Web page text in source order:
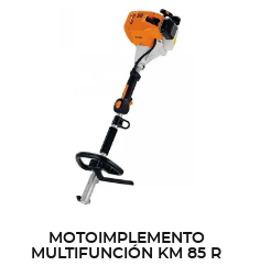
MOTOIMPLEMENTO
MULTIFUNCIÓN KM 85 R